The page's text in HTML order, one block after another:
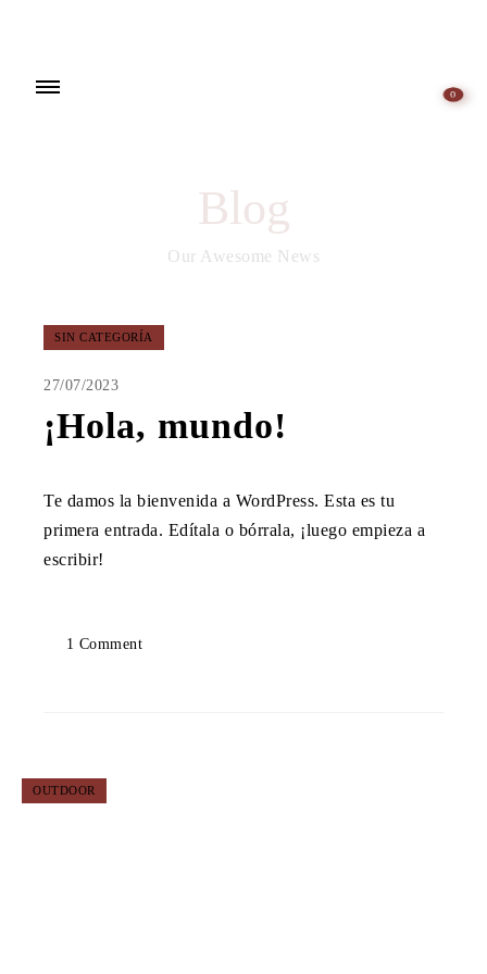
0
Blog
Our Awesome News
SIN CATEGORÍA
27/07/2023
¡Hola, mundo!
Te damos la bienvenida a WordPress. Esta es tu
primera entrada. Edítala o bórrala, ¡luego
empieza a escribir!
1 Comment
OUTDOOR